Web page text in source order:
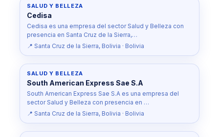
SALUD Y BELLEZA
Cedisa
Cedisa es una empresa del sector Salud y Belleza con
presencia en Santa Cruz de la Sierra,…
📍 Santa Cruz de la Sierra, Bolivia · Bolivia
SALUD Y BELLEZA
South American Express Sae S.A
South American Express Sae S.A es una empresa del
sector Salud y Belleza con presencia en …
📍 Santa Cruz de la Sierra, Bolivia · Bolivia